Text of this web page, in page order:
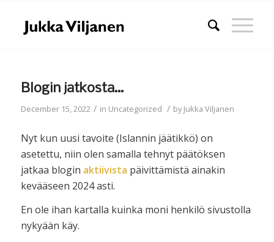
Blogin jatkosta…
December 15, 2022 / in Uncategorized / byJukka Viljanen
Nyt kun uusi tavoite (Islannin jäätikkö) on
asetettu, niin olen samalla tehnyt päätöksen
jatkaa blogin aktiivista päivittämistä ainakin
kevääseen 2024 asti.
En ole ihan kartalla kuinka moni henkilö sivustolla
nykyään käy.